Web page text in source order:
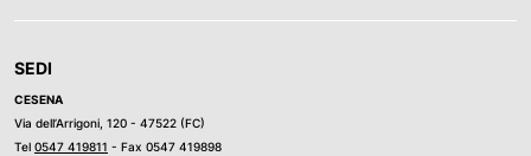
SEDI
CESENA
Via dell’Arrigoni, 120 - 47522 (FC)
Tel 0547 419811 - Fax 0547 419898